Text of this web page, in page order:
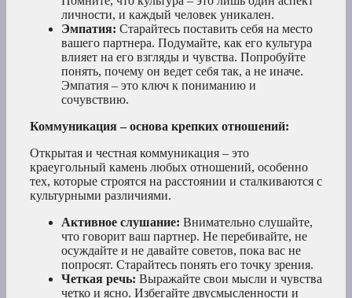
личности, и каждый человек уникален.
Эмпатия: Старайтесь поставить себя на место
вашего партнера. Подумайте, как его культура
влияет на его взгляды и чувства. Попробуйте
понять, почему он ведет себя так, а не иначе.
Эмпатия – это ключ к пониманию и
сочувствию.
Коммуникация – основа крепких отношений:
Открытая и честная коммуникация – это
краеугольный камень любых отношений, особенно
тех, которые строятся на расстоянии и сталкиваются с
культурными различиями.
Активное слушание: Внимательно слушайте,
что говорит ваш партнер. Не перебивайте, не
осуждайте и не давайте советов, пока вас не
попросят. Старайтесь понять его точку зрения.
Четкая речь: Выражайте свои мысли и чувства
четко и ясно. Избегайте двусмысленности и